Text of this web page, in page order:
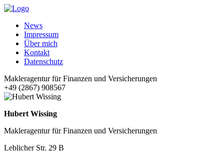
News
Impressum
Über mich
Kontakt
Datenschutz
Makleragentur für Finanzen und Versicherungen
+49 (2867) 908567
Hubert Wissing
Makleragentur für Finanzen und Versicherungen
Leblicher Str. 29 B